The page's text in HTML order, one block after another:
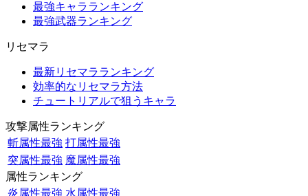
最強キャラランキング
最強武器ランキング
リセマラ
最新リセマラランキング
効率的なリセマラ方法
チュートリアルで狙うキャラ
攻撃属性ランキング
斬属性最強 打属性最強
突属性最強 魔属性最強
属性ランキング
炎属性最強 水属性最強